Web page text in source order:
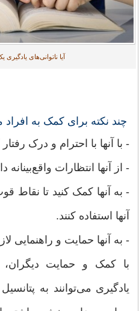
آیا ناتوانی‌های
چند نکته برای کمک به افراد
- با آنها با احترام و درک رفتار
- از آنها انتظارات واقع‌بینانه
- به آنها کمک کنید تا نقاط
آنها استفاده کنند.
- به آنها حمایت و راهنمایی
با کمک و حمایت دیگران،
یادگیری می‌توانند به